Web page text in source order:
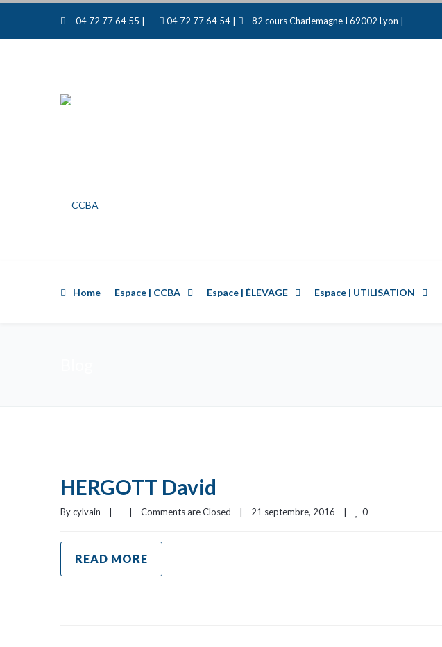
04 72 77 64 55 | 04 72 77 64 54 | 82 cours Charlemagne I 69002 Lyon |
Home Espace | CCBA Espace | ÉLEVAGE Espace | UTILISATION
HERGOTT David
By cylvain Comments are Closed 21 septembre, 2016 0
READ MORE